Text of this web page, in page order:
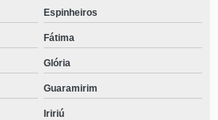
Espinheiros
Fátima
Glória
Guaramirim
Iririú